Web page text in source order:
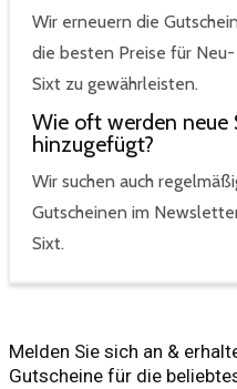
Wir erneuern die
die besten Preise für
Sixt zu gewährleisten.
Wie oft werden neue
hinzugefügt?
Wir suchen auch
Gutscheinen im
Sixt.
Melden Sie sich an &
Gutscheine für die